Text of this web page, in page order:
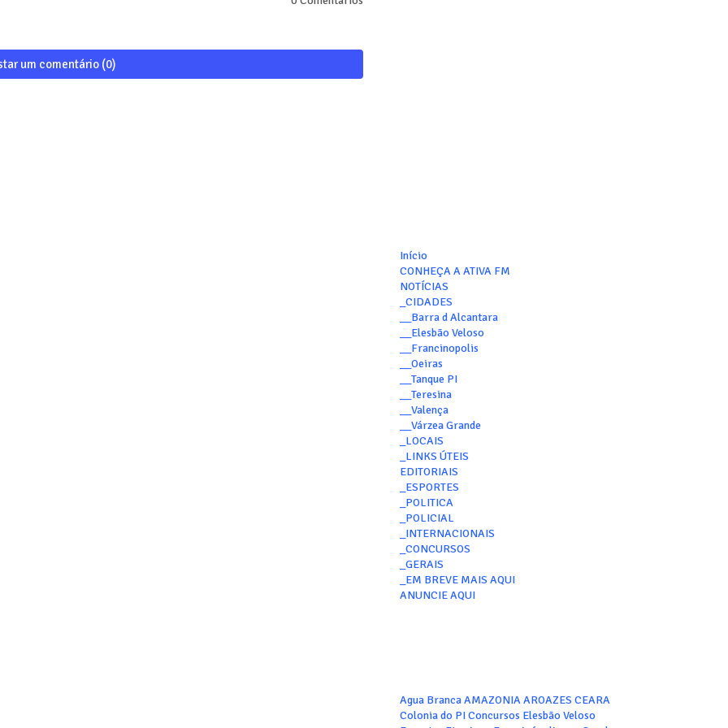
um comentário (0)
Início
CONHEÇA A ATIVA FM
NOTÍCIAS
_CIDADES
__Barra d Alcantara
__Elesbão Veloso
__Francinopolis
__Oeiras
__Tanque PI
__Teresina
__Valença
__Várzea Grande
_LOCAIS
_LINKS ÚTEIS
EDITORIAIS
_ESPORTES
_POLITICA
_POLICIAL
_INTERNACIONAIS
_CONCURSOS
_GERAIS
_EM BREVE MAIS AQUI
ANUNCIE AQUI
Agua Branca AMAZONIA AROAZES CEARA
Colonia do PI Concursos Elesbão Veloso